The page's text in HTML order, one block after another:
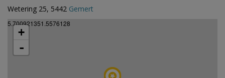
Wetering 25, 5442 Gemert
5.700921351.5576128
+
-